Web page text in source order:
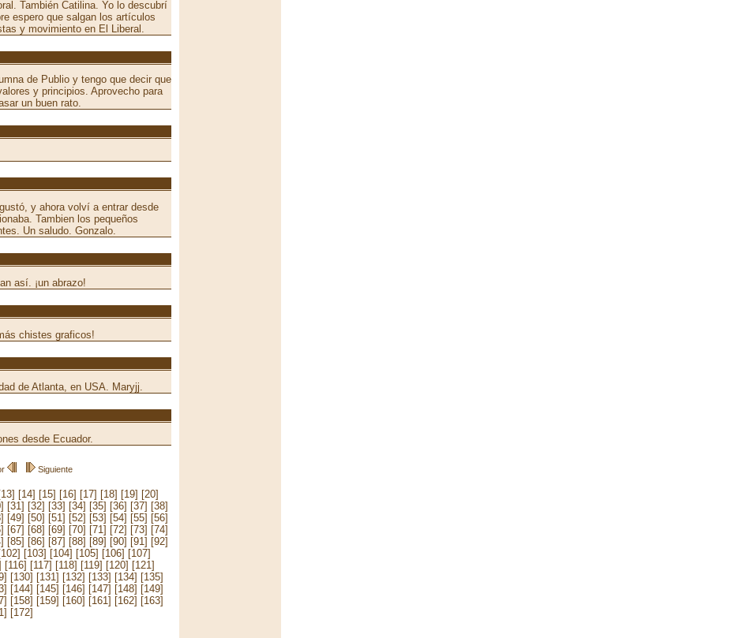
También Catilina. Yo lo descubrí
espero que salgan los artículos
y movimiento en El Liberal.
de Publio y tengo que decir que
y principios. Aprovecho para
un buen rato.
y ahora volví a entrar desde
Tambien los pequeños
Un saludo. Gonzalo.
así. ¡un abrazo!
chistes graficos!
de Atlanta, en USA. Maryjj.
desde Ecuador.
Siguiente
[13] [14] [15] [16] [17] [18] [19] [20]
[31] [32] [33] [34] [35] [36] [37] [38]
[49] [50] [51] [52] [53] [54] [55] [56]
[67] [68] [69] [70] [71] [72] [73] [74]
[85] [86] [87] [88] [89] [90] [91] [92]
[102] [103] [104] [105] [106] [107]
[116] [117] [118] [119] [120] [121]
[130] [131] [132] [133] [134] [135]
[144] [145] [146] [147] [148] [149]
[158] [159] [160] [161] [162] [163]
[172]